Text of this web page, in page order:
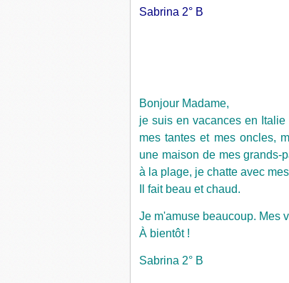
Sabrina 2° B
Bonjour Madame,
je suis en vacances en
mes tantes et mes oncles,
une maison de mes grands-
à la plage, je chatte avec
Il fait beau et chaud.
Je m'amuse beaucoup. Mes
À bientôt !
Sabrina 2° B